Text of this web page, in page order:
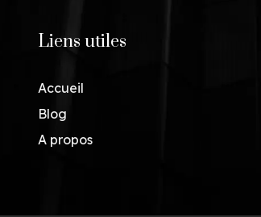
Liens utiles
Accueil
Blog
A propos